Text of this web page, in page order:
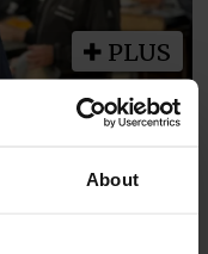
About
PLUS
for